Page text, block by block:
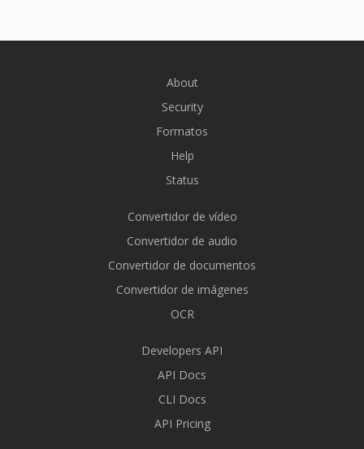
About
Security
Formatos
Help
Status
Convertidor de vídeo
Convertidor de audio
Convertidor de documentos
Convertidor de imágenes
OCR
Developers API
API Docs
CLI Docs
API Pricing